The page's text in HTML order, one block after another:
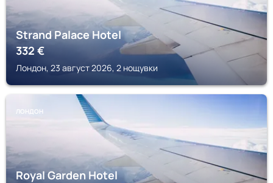
Strand Palace Hotel
332€
Лондон, 23 август 2026, 2 нощувки
ЛОНДОН
Royal Garden Hotel